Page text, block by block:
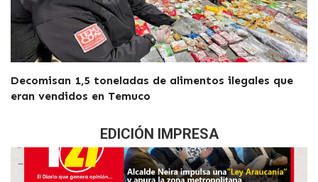
Decomisan 1,5 toneladas de alimentos ilegales que
eran vendidos en Temuco
EDICIÓN IMPRESA